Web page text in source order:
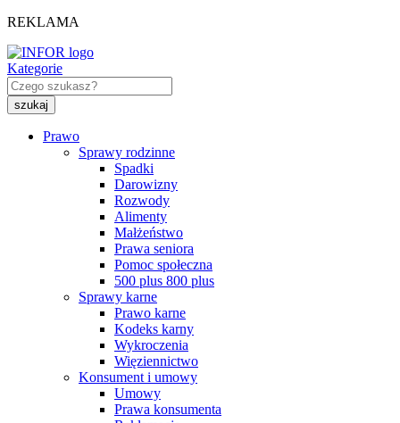
REKLAMA
Kategorie
Prawo
Sprawy rodzinne
Spadki
Darowizny
Rozwody
Alimenty
Małżeństwo
Prawa seniora
Pomoc społeczna
500 plus 800 plus
Sprawy karne
Prawo karne
Kodeks karny
Wykroczenia
Więziennictwo
Konsument i umowy
Umowy
Prawa konsumenta